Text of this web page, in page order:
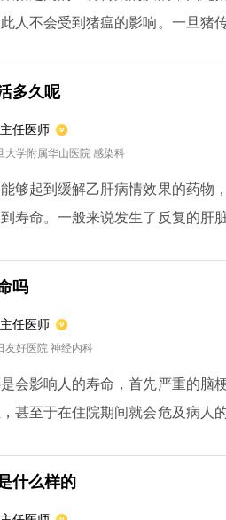
人不会受到猪瘟的影响。一旦猪
多久呢
主任医师
大学附属华山医院 感染科
够起到缓解乙肝病情效果的药物
寿命。一般来说发生了反复的肝
病情不断继续恶化，可以起到延
吗
主任医师
友好医院 神经内科
会影响人的寿命，首先严重的脑
甚至于在住院期间就会危及病人
什么样的